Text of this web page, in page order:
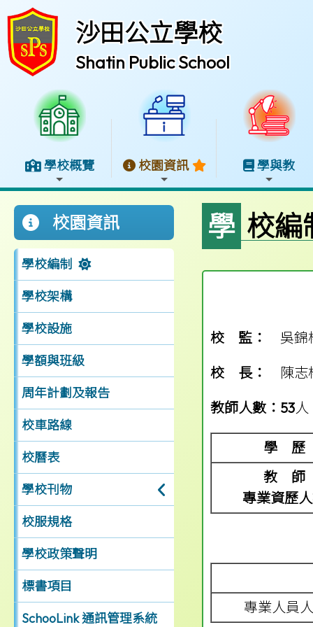
沙田公立學校
Shatin Public School
學校概覽 校園資訊 學與教
校園資訊
學校編制
學校架構
學校設施
學額與班級
周年計劃及報告
校車路線
校曆表
學校刊物
校服規格
學校政策聲明
標書項目
SchooLink 通訊管理系統
學校
校 監：
吳錦
校 長：
陳
教師人數：53人
學 歷
教 師
專業資歷
專業人員